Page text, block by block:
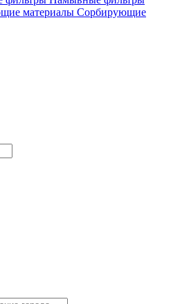
Сорбирующие